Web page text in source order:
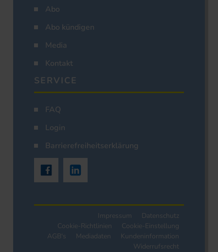
Abo
Abo kündigen
Media
Kontakt
SERVICE
FAQ
Login
Barrierefreiheitserklärung
Impressum
Datenschutz
Cookie-Richtlinien
Cookie-Einstellung
AGB's
Mediadaten
Kundeninformation
Widerrufsrecht